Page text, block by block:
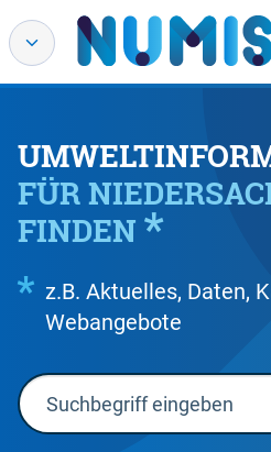
FÜR
FINDEN
z.B. Aktuelles, Daten,
Webangebote